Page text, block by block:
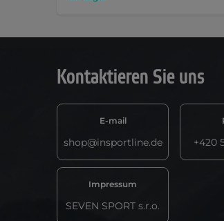
Kontaktieren Sie uns
E-mail
shop@insportline.de +420
Impressum
SEVEN SPORT s.r.o.